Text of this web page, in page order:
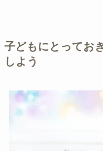
子どもにとってお
しよう